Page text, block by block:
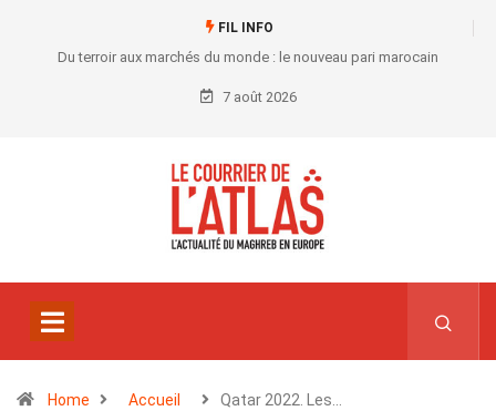
FIL INFO
Du terroir aux marchés du monde : le nouveau pari marocain
7 août 2026
Home Accueil Qatar 2022. Les…